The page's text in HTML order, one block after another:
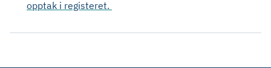
opptak i registeret.